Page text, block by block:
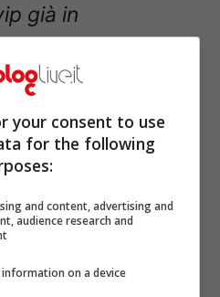
già in
9S0ocPAzs6
your consent to use
for the following
and content, advertising and
audience research and
on a device